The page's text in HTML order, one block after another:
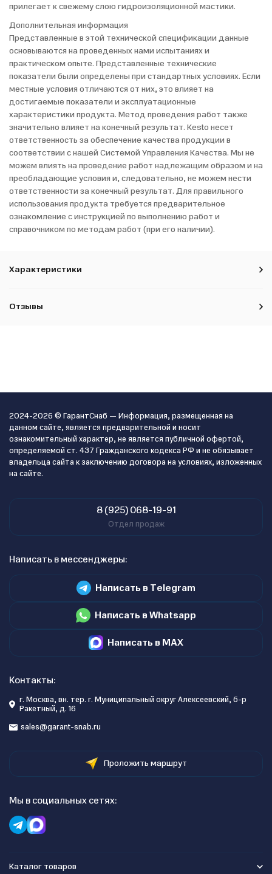
прилегает к свежему слою гидроизоляционной мастики.
Дополнительная информация
Представленные в этой технической спецификации данные
основываются на проведенных нами испытаниях и
практическом опыте. Представленные технические
показатели были определены при стандартных условиях. Если
местные условия отличаются от них, это влияет на
достигаемые показатели и эксплуатационные
характеристики продукта. Метод проведения работ также
значительно влияет на конечный результат. Kesto несет
ответственность за обеспечение качества продукции в
соответствии с нашей Системой Управления Качества. Мы не
можем влиять на проведение работ надлежащим образом и на
преобладающие условия и, следовательно, не можем нести
ответственности за конечный результат. Для правильного
использования продукта требуется предварительное
ознакомление с инструкцией по выполнению работ и
справочником по методам работ (при его наличии).
Характеристики
Отзывы
2024-2026 © ГарантСнаб — Информация, размещенная на
данном сайте, является предварительной и носит
ознакомительный характер, не является публичной офертой,
определяемой ст. 437 Гражданского кодекса РФ и не обязывает
владельца сайта к заключению договора на условиях, изложенных
на сайте.
8 (925) 068-19-91
Отдел продаж
Написать в мессенджеры:
Написать в Telegram
Написать в Whatsapp
Написать в MAX
Контакты:
г. Москва, вн. тер. г. Муниципальный округ Алексеевский, б-р
Ракетный, д. 16
sales@garant-snab.ru
Проложить маршрут
Мы в социальных сетях:
Каталог товаров